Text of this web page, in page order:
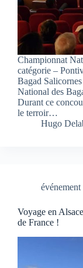
Championnat
catégorie –
Bagad
National des
Durant ce
le terroir…
Hugo
Voyage en
de France !